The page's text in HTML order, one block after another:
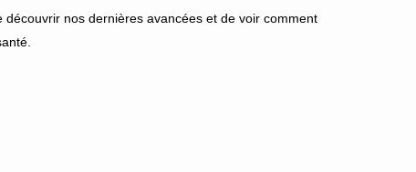
nos dernières avancées et de voir comment